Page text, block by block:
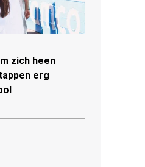
zich heen
erg